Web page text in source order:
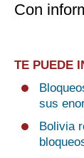
Con
TE PUEDE
sus
Bolivia